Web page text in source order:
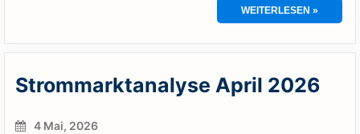
WEITERLESEN »
Strommarktanalyse April 2026
4 Mai, 2026